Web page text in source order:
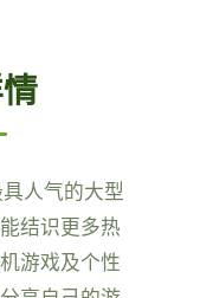
人气的大型
结识更多热
游戏及个性